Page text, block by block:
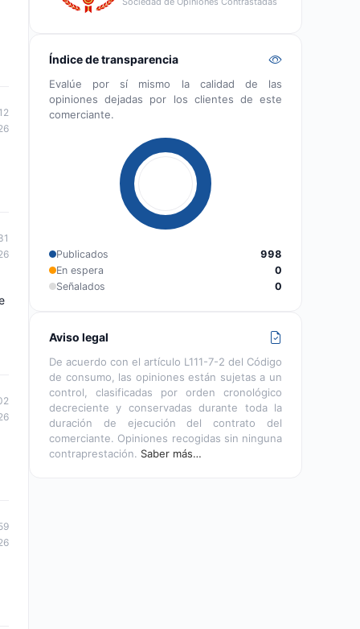
Índice de transparencia
Evalúe por sí mismo la calidad de las
opiniones dejadas por los clientes de este
comerciante.
Publicados
998
En espera
0
Señalados
0
Aviso legal
De acuerdo con el artículo L111-7-2 del Código
de consumo, las opiniones están sujetas a un
control, clasificadas por orden cronológico
decreciente y conservadas durante toda la
duración de ejecución del contrato del
comerciante. Opiniones recogidas sin ninguna
contraprestación. Saber más…